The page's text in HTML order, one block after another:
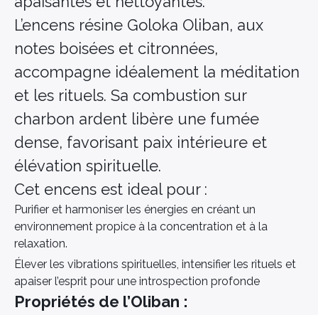
L’encens résine Goloka Oliban, aux
notes boisées et citronnées,
accompagne idéalement la méditation
et les rituels. Sa combustion sur
charbon ardent libère une fumée
dense, favorisant paix intérieure et
élévation spirituelle.
Cet encens est ideal pour :
Purifier et harmoniser les énergies en créant un
environnement propice à la concentration et à la
relaxation.
Élever les vibrations spirituelles, intensifier les rituels et
apaiser l’esprit pour une introspection profonde
Propriétés de l’Oliban :